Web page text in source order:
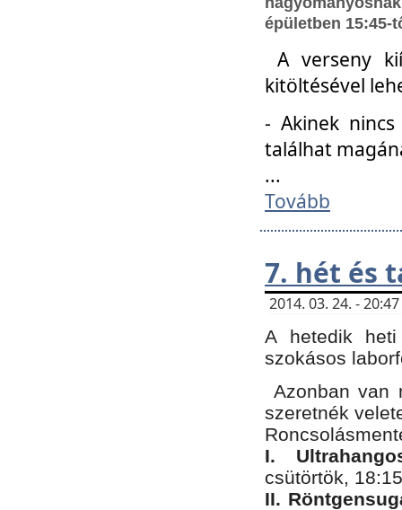
épületben 15:45-
A verseny
kitöltésével
- Akinek
találhat
...
Tovább
7. hét és
2014. 03. 24. -
A hetedik
szokásos
Azonban van
szeretnék
I.
csütörtök,
II.